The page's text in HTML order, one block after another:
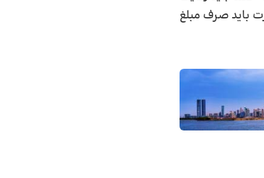
باید صرف مبلغ